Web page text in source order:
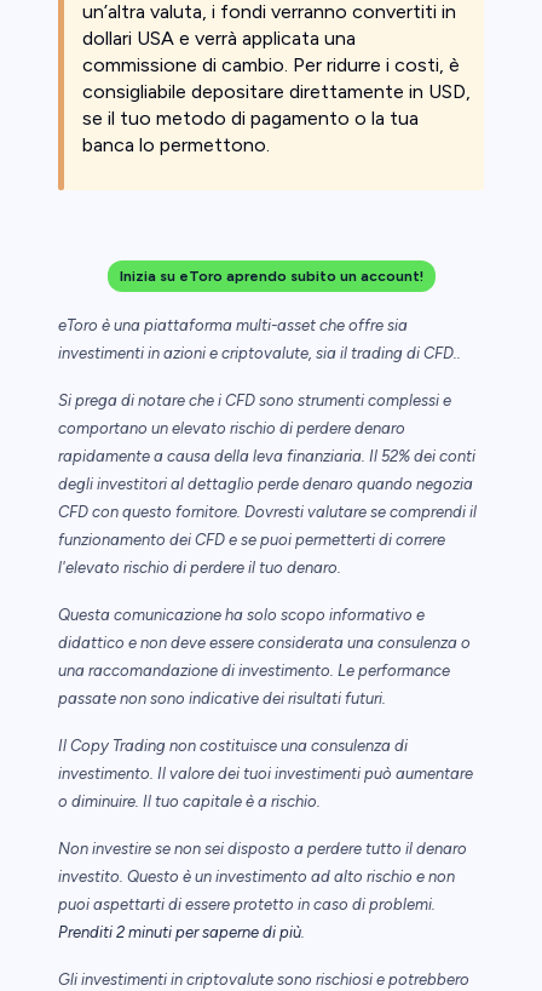
un’altra valuta, i fondi verranno convertiti in
dollari USA e verrà applicata una
commissione di cambio. Per ridurre i costi, è
consigliabile depositare direttamente in USD,
se il tuo metodo di pagamento o la tua
banca lo permettono.
Inizia su eToro aprendo subito un account!
eToro è una piattaforma multi-asset che offre sia
investimenti in azioni e criptovalute, sia il trading di CFD..
Si prega di notare che i CFD sono strumenti complessi e
comportano un elevato rischio di perdere denaro
rapidamente a causa della leva finanziaria. Il 52% dei conti
degli investitori al dettaglio perde denaro quando negozia
CFD con questo fornitore. Dovresti valutare se comprendi il
funzionamento dei CFD e se puoi permetterti di correre
l'elevato rischio di perdere il tuo denaro.
Questa comunicazione ha solo scopo informativo e
didattico e non deve essere considerata una consulenza o
una raccomandazione di investimento. Le performance
passate non sono indicative dei risultati futuri.
Il Copy Trading non costituisce una consulenza di
investimento. Il valore dei tuoi investimenti può aumentare
o diminuire. Il tuo capitale è a rischio.
Non investire se non sei disposto a perdere tutto il denaro
investito. Questo è un investimento ad alto rischio e non
puoi aspettarti di essere protetto in caso di problemi.
Prenditi 2 minuti per saperne di più.
Gli investimenti in criptovalute sono rischiosi e potrebbero